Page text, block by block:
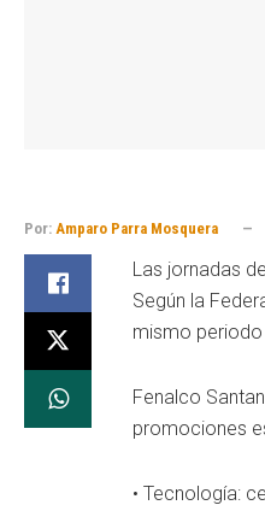
Por: Amparo Parra Mosquera
Las jornadas
Según la
mismo
Fenalco
promociones
• Tecnología: